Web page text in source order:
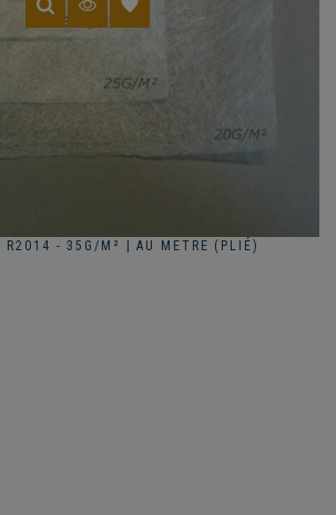
R2014 - 35G/M² | AU METRE (PLIÉ)